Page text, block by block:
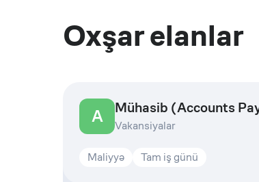
Oxşar elanlar
A Mühasib (Accounts
Vakansiyalar
Maliyyə Tam iş günü